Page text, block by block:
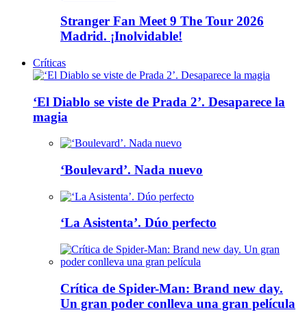
Stranger Fan Meet 9 The Tour 2026
Madrid. ¡Inolvidable!
Críticas
‘El Diablo se viste de Prada 2’. Desaparece la
magia
‘Boulevard’. Nada nuevo
‘La Asistenta’. Dúo perfecto
Crítica de Spider-Man: Brand new day.
Un gran poder conlleva una gran película